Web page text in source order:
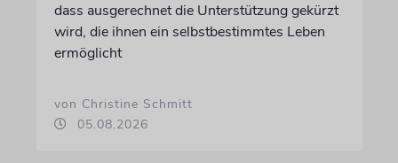
dass ausgerechnet die Unterstützung gekürzt
wird, die ihnen ein selbstbestimmtes Leben
ermöglicht
von Christine Schmitt
05.08.2026